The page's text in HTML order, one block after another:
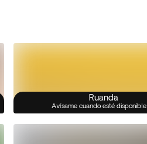
Ruanda
Avísame cuando esté disponible